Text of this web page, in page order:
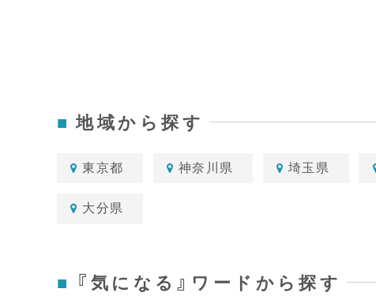
地域から探す
東京都 神奈川県 埼玉県
大分県
『気になる』ワードから探す